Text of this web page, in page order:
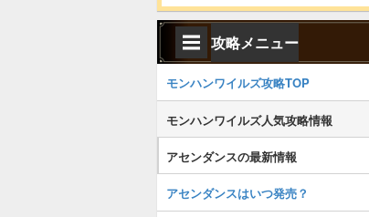
攻略メニュー
モンハンワイルズ攻略TOP
モンハンワイルズ人気攻略情報
アセンダンスの最新情報
アセンダンスはいつ発売？